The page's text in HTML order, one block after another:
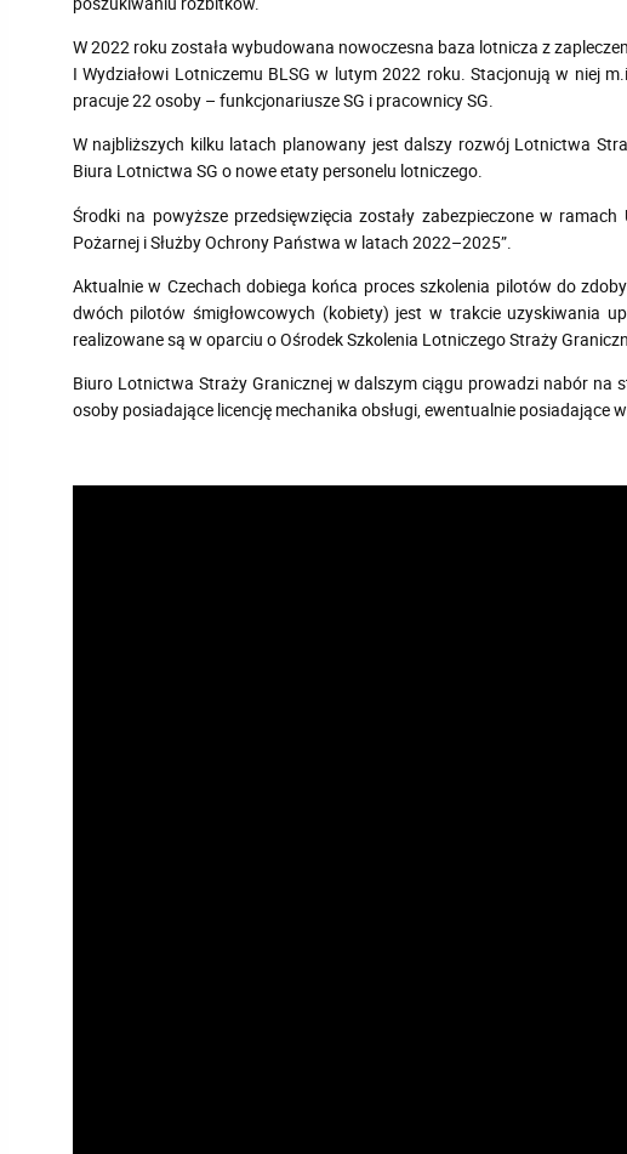
W 2022 roku została wybudowana nowoczesna baza lotnicza z
I Wydziałowi Lotniczemu BLSG w lutym 2022 roku. Stacjonują w niej
pracuje 22 osoby – funkcjonariusze SG i pracownicy SG.
W najbliższych kilku latach planowany jest dalszy rozwój Lotnictwa
Biura Lotnictwa SG o nowe etaty personelu lotniczego.
Środki na powyższe przedsięwzięcia zostały zabezpieczone w
Pożarnej i Służby Ochrony Państwa w latach 2022–2025”.
Aktualnie w Czechach dobiega końca proces szkolenia pilotów do
dwóch pilotów śmigłowcowych (kobiety) jest w trakcie uzyskiwania
realizowane są w oparciu o Ośrodek Szkolenia Lotniczego Straży
Biuro Lotnictwa Straży Granicznej w dalszym ciągu prowadzi nabór na
osoby posiadające licencję mechanika obsługi, ewentualnie posiadające